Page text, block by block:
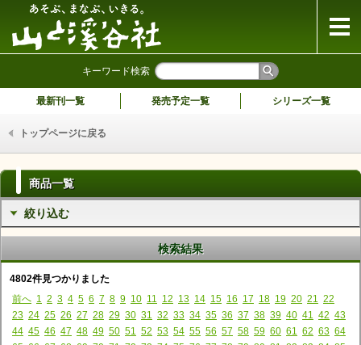
キーワード検索
最新刊一覧 発売予定一覧 シリーズ一覧
トップページに戻る
商品一覧
絞り込む
検索結果
4802件見つかりました
前へ 1 2 3 4 5 6 7 8 9 10 11 12 13 14 15 16 17 18 19 20 21
22
23 24 25 26 27 28 29 30 31 32 33 34 35 36 37 38 39 40 41 42 43
44 45 46 47 48 49 50 51 52 53 54 55 56 57 58 59 60 61 62 63 64